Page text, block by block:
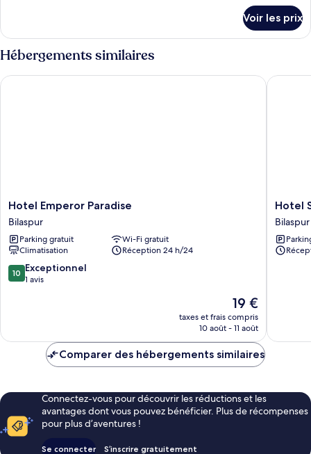
ville
le
type
de
chambre
Chambre
Voir les prix
Hébergements similaires
Hotel
Emperor
Paradise
Bilaspur
Hotel Emperor Paradise
Bilaspur
Parking gratuit
Wi-Fi gratuit
Climatisation
Réception 24 h/24
10.0
sur
10 Exceptionnel
1 avis
Le
nouveau
prix
de
19 €
taxes et frais compris
10 août - 11 août
Hotel Emperor Paradise
Hotel
Silver
Oak
Bilaspur
Hotel
Bilaspur
Hotel
Comparer des hébergements similaires
Connectez-vous pour découvrir les réductions et les
avantages dont vous pouvez bénéficier. Plus de récompenses
pour plus d’aventures !
Se connecter S’inscrire gratuitement